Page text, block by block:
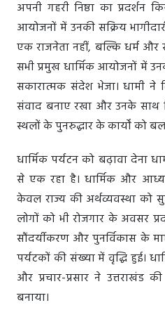
अपनी गहरी निष्ठा का प्रदर्शन
आयोजनों में उनकी सक्रिय
एक राजनेता नहीं, बल्कि धर्म और
सभी प्रमुख धार्मिक आयोजनों में
सकारात्मक संदेश भेजा। धामी ने
संवाद बनाए रखा और उनके साथ
स्थलों के पुनरुद्धार के कार्यों को बल
धार्मिक पर्यटन को बढ़ावा देना
से एक रहा है। धार्मिक और
केवल राज्य की अर्थव्यवस्था को
लोगों को भी रोजगार के अवसर
सौंदर्यीकरण और पुनर्विकास के
पर्यटकों की संख्या में वृद्धि हुई।
और प्रचार-प्रसार ने
बनाया।